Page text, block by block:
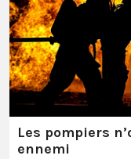
Les pompiers
ennemi